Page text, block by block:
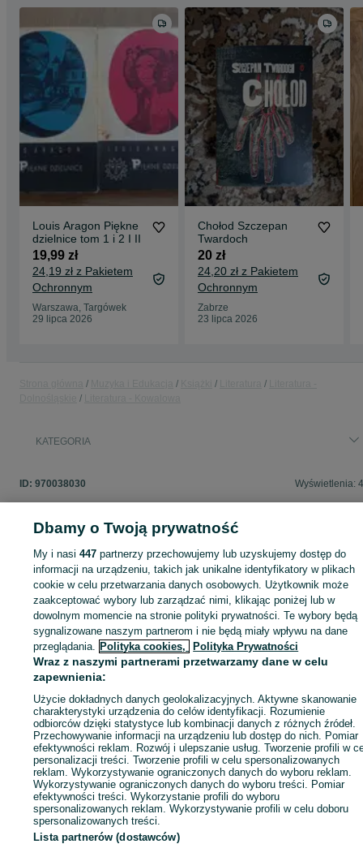
Louis Aragon Piękne
dzielnice tom 1 i 2 I II
19,99 zł
24,19 zł z Pakietem
Ochronnym
Warszawa, Targówek
29 lipca 2026
Chołod Szczepan
Twardoch
20 zł
24,20 zł z Pakietem
Ochronnym
Zabrze
23 lipca 2026
KATEGORIA
ID: 970038030 Wyświetlenia:
Zaloguj się lub załóż konto na OLX, aby skontaktować się z
sprzedającym
Zaloguj się / Załóż konto
Wyślij wiadomość Kup
Dbamy o Twoją prywatność
My i nasi447 partnerzy przechowujemy lub uzyskujemy dostęp do
informacji na urządzeniu, takich jak unikalne identyfikatory w plikach
cookie w celu przetwarzania danych osobowych. Użytkownik może
zaakceptować wybory lub zarządzać nimi, klikając poniżej lub w
dowolnym momencie na stronie polityki prywatności. Te wybory będą
sygnalizowane naszym partnerom i nie będą miały wpływu na dane
przeglądania. Polityka cookies, Polityka Prywatności
Wraz z naszymi partnerami przetwarzamy dane w celu
zapewnienia:
Użycie dokładnych danych geolokalizacyjnych. Aktywne skanowanie
charakterystyki urządzenia do celów identyfikacji. Rozumienie
odbiorców dzięki statystyce lub kombinacji danych z różnych źródeł.
Przechowywanie informacji na urządzeniu lub dostęp do nich. Pomiar
efektywności reklam. Rozwój i ulepszanie usług. Tworzenie profili w
personalizacji treści. Tworzenie profili w celu spersonalizowanych
reklam. Wykorzystywanie ograniczonych danych do wyboru reklam.
Wykorzystywanie ograniczonych danych do wyboru treści. Pomiar
efektywności treści. Wykorzystanie profili do wyboru
spersonalizowanych reklam. Wykorzystywanie profili w celu doboru
spersonalizowanych treści.
Lista partnerów (dostawców)